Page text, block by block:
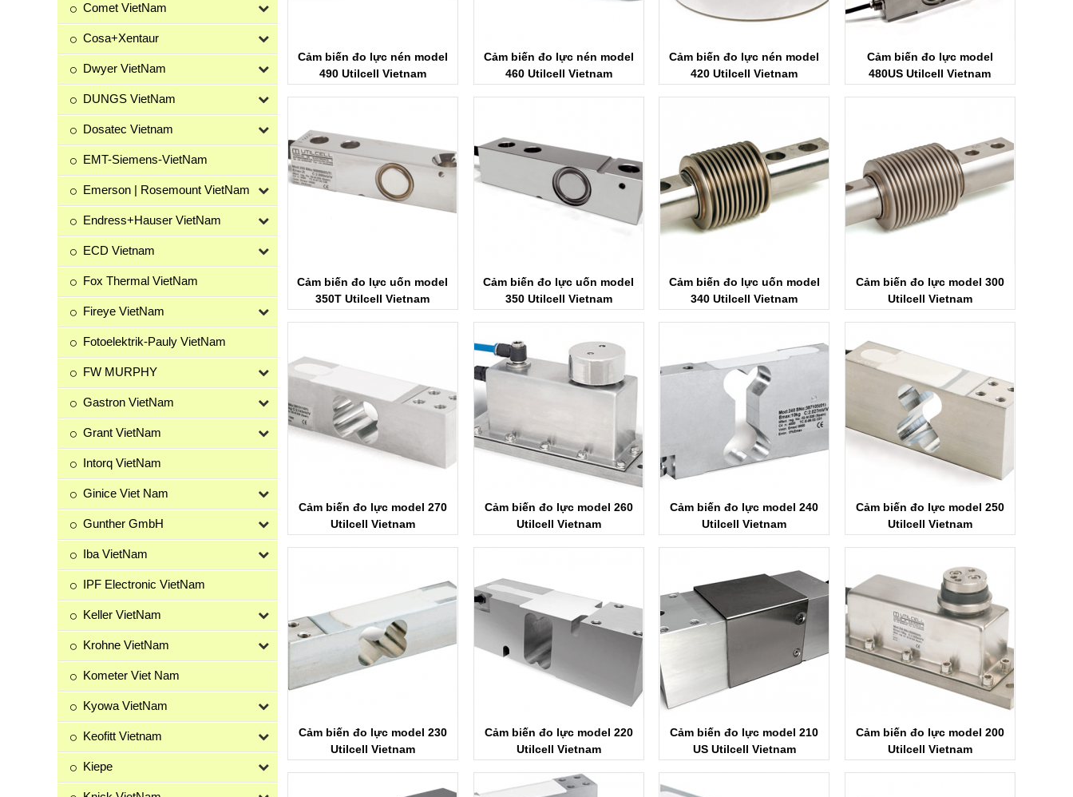
Cảm biến đo lực nén model
490 Utilcell Vietnam
Cảm biến đo lực nén model
460 Utilcell Vietnam
Cảm biến đo lực nén model
420 Utilcell Vietnam
Cảm biến đo lực model
480US Utilcell Vietnam
Cảm biến đo lực uốn model
350T Utilcell Vietnam
Cảm biến đo lực uốn model
350 Utilcell Vietnam
Cảm biến đo lực uốn model
340 Utilcell Vietnam
Cảm biến đo lực model 300
Utilcell Vietnam
Cảm biến đo lực model 270
Utilcell Vietnam
Cảm biến đo lực model 260
Utilcell Vietnam
Cảm biến đo lực model 240
Utilcell Vietnam
Cảm biến đo lực model 250
Utilcell Vietnam
Cảm biến đo lực model 230
Utilcell Vietnam
Cảm biến đo lực model 220
Utilcell Vietnam
Cảm biến đo lực model 210
US Utilcell Vietnam
Cảm biến đo lực model 200
Utilcell Vietnam
Comet VietNam
Cosa+Xentaur
Dwyer VietNam
DUNGS VietNam
Dosatec Vietnam
EMT-Siemens-VietNam
Emerson | Rosemount VietNam
Endress+Hauser VietNam
ECD Vietnam
Fox Thermal VietNam
Fireye VietNam
Fotoelektrik-Pauly VietNam
FW MURPHY
Gastron VietNam
Grant VietNam
Intorq VietNam
Ginice Viet Nam
Gunther GmbH
Iba VietNam
IPF Electronic VietNam
Keller VietNam
Krohne VietNam
Kometer Viet Nam
Kyowa VietNam
Keofitt Vietnam
Kiepe